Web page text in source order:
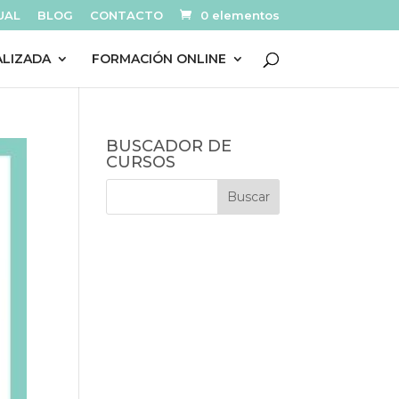
BLOG CONTACTO 0 elementos
FORMACIÓN ONLINE
BUSCADOR DE
CURSOS